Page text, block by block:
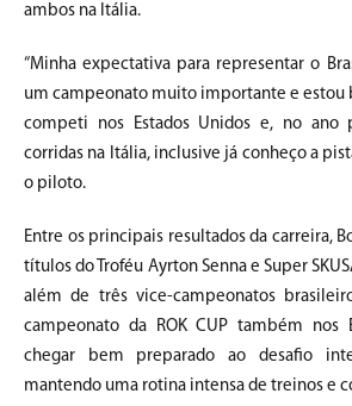
ambos na Itália.
“Minha expectativa para representar o
um campeonato muito importante e estou
competi nos Estados Unidos e, no ano
corridas na Itália, inclusive já conheço a
o piloto.
Entre os principais resultados da carreira,
títulos do Troféu Ayrton Senna e Super
além de três vice-campeonatos
campeonato da ROK CUP também nos
chegar bem preparado ao desafio
mantendo uma rotina intensa de treinos e